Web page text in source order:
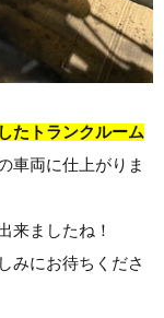
たトランクルーム
車両に仕上がりま
来ましたね！
みにお待ちくださ